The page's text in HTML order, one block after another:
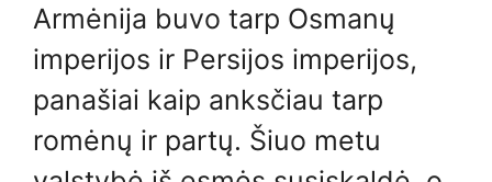
Armėnija buvo tarp Osmanų
imperijos ir Persijos imperijos,
panašiai kaip anksčiau tarp
romėnų ir partų. Šiuo metu